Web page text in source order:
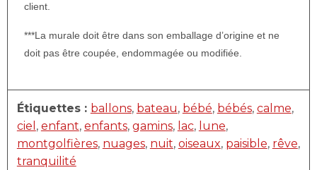
client.
***La murale doit être dans son emballage d’origine et ne
doit pas être coupée, endommagée ou modifiée.
Étiquettes : ballons, bateau, bébé, bébés, calme,
ciel , enfant, enfants, gamins, lac, lune,
montgolfières, nuages, nuit, oiseaux, paisible, rêve,
tranquilité